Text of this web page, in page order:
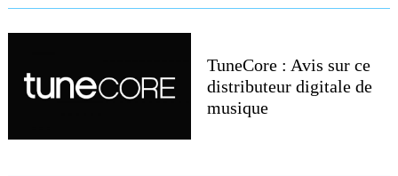
TuneCore : Avis sur ce
distributeur digitale de
musique
Search